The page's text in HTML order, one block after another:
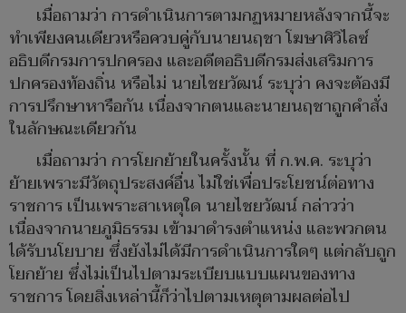
เมื่อถามว่า การดำเนินการตามกฏหมายหลังจากนี้จะ
ทำเพียงคนเดียวหรือควบคู่กับนายนฤชา โฆษาศิวิไลซ์
อธิบดีกรมการปกครอง และอดีตอธิบดีกรมส่งเสริมการ
ปกครองท้องถิ่น หรือไม่ นายไชยวัฒน์ ระบุว่า คงจะต้องมี
การปรึกษาหารือกัน เนื่องจากตนและนายนฤชาถูกคำสั่ง
ในลักษณะเดียวกัน
เมื่อถามว่า การโยกย้ายในครั้งนั้น ที่ ก.พ.ค. ระบุว่า
ย้ายเพราะมีวัตถุประสงค์อื่น ไม่ใช่เพื่อประโยชน์ต่อทาง
ราชการ เป็นเพราะสาเหตุใด นายไชยวัฒน์ กล่าวว่า
เนื่องจากนายภูมิธรรม เข้ามาดำรงตำแหน่ง และพวกตน
ได้รับนโยบาย ซึ่งยังไม่ได้มีการดำเนินการใดๆ แต่กลับถูก
โยกย้าย ซึ่งไม่เป็นไปตามระเบียบแบบแผนของทาง
ราชการ โดยสิ่งเหล่านี้ก็ว่าไปตามเหตุตามผลต่อไป